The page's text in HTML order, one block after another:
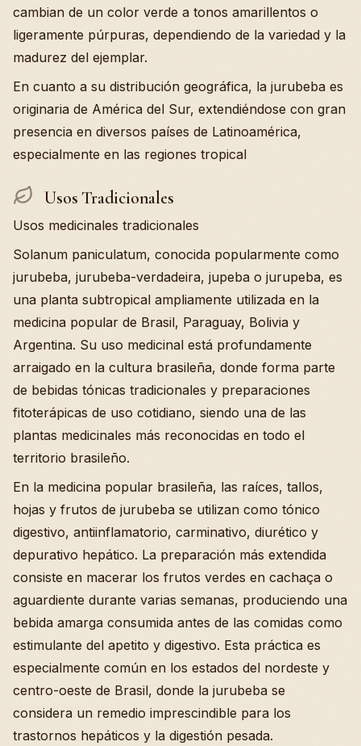
cambian de un color verde a tonos amarillentos o
ligeramente púrpuras, dependiendo de la variedad y la
madurez del ejemplar.
En cuanto a su distribución geográfica, la jurubeba es
originaria de América del Sur, extendiéndose con gran
presencia en diversos países de Latinoamérica,
especialmente en las regiones tropical
Usos Tradicionales
Usos medicinales tradicionales
Solanum paniculatum, conocida popularmente como
jurubeba, jurubeba-verdadeira, jupeba o jurupeba, es
una planta subtropical ampliamente utilizada en la
medicina popular de Brasil, Paraguay, Bolivia y
Argentina. Su uso medicinal está profundamente
arraigado en la cultura brasileña, donde forma parte
de bebidas tónicas tradicionales y preparaciones
fitoterápicas de uso cotidiano, siendo una de las
plantas medicinales más reconocidas en todo el
territorio brasileño.
En la medicina popular brasileña, las raíces, tallos,
hojas y frutos de jurubeba se utilizan como tónico
digestivo, antiinflamatorio, carminativo, diurético y
depurativo hepático. La preparación más extendida
consiste en macerar los frutos verdes en cachaça o
aguardiente durante varias semanas, produciendo una
bebida amarga consumida antes de las comidas como
estimulante del apetito y digestivo. Esta práctica es
especialmente común en los estados del nordeste y
centro-oeste de Brasil, donde la jurubeba se
considera un remedio imprescindible para los
trastornos hepáticos y la digestión pesada.